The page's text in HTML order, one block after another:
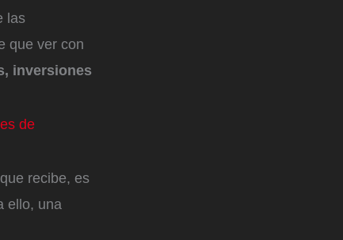
las
que ver con
inversiones
de
recibe, es
ello, una